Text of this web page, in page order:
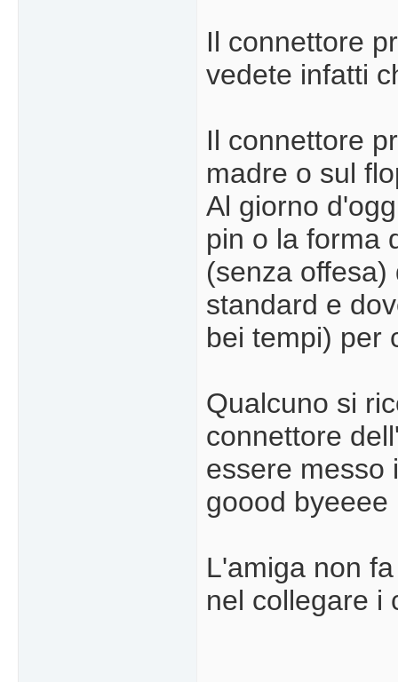
Il connettore
vedete infatti
Il connettore
madre o sul
Al giorno
pin o la forma
(senza
standard e
bei tempi) per
Qualcuno si
connettore
essere messo
goood
L'amiga non
nel collegare i